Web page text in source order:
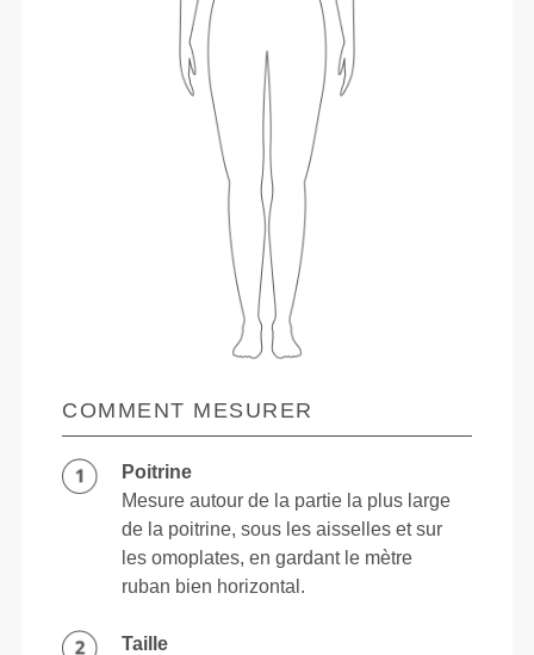
COMMENT MESURER
Poitrine
Mesure autour de la partie la plus large
de la poitrine, sous les aisselles et sur
les omoplates, en gardant le mètre
ruban bien horizontal.
Taille